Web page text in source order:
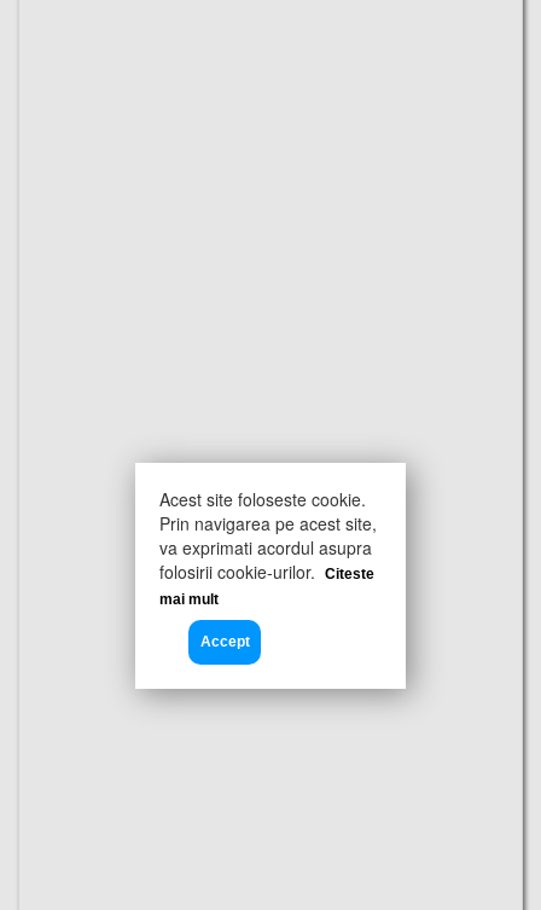
Acest site foloseste cookie.
Prin navigarea pe acest site,
va exprimati acordul asupra
folosirii cookie-urilor.
Citeste
mai mult
Accept